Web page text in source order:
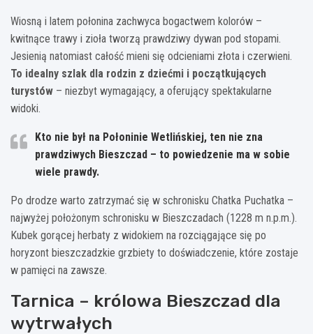
Wiosną i latem połonina zachwyca bogactwem kolorów –
kwitnące trawy i zioła tworzą prawdziwy dywan pod stopami.
Jesienią natomiast całość mieni się odcieniami złota i czerwieni.
To idealny szlak dla rodzin z dziećmi i początkujących
turystów – niezbyt wymagający, a oferujący spektakularne
widoki.
Kto nie był na Połoninie Wetlińskiej, ten nie zna
prawdziwych Bieszczad – to powiedzenie ma w sobie
wiele prawdy.
Po drodze warto zatrzymać się w schronisku Chatka Puchatka –
najwyżej położonym schronisku w Bieszczadach (1228 m n.p.m.).
Kubek gorącej herbaty z widokiem na rozciągające się po
horyzont bieszczadzkie grzbiety to doświadczenie, które zostaje
w pamięci na zawsze.
Tarnica – królowa Bieszczad dla
wytrwałych